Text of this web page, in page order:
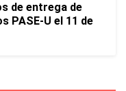
de entrega de
PASE-U el 11 de